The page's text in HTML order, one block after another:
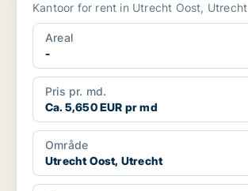
Kantoor for rent in Utrecht Oost, Utrecht
Areal
-
Pris pr. md.
Ca. 5,650 EUR pr md
Område
Utrecht Oost, Utrecht